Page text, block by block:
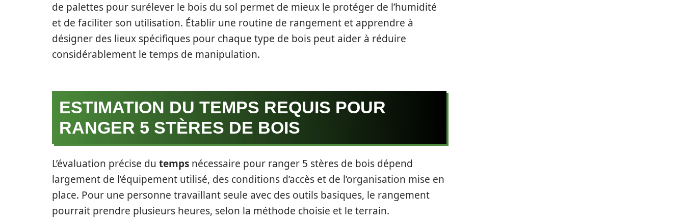
de palettes pour surélever le bois du sol permet de mieux le protéger de l’humidité
et de faciliter son utilisation. Établir une routine de rangement et apprendre à
désigner des lieux spécifiques pour chaque type de bois peut aider à réduire
considérablement le temps de manipulation.
ESTIMATION DU TEMPS REQUIS POUR
RANGER 5 STÈRES DE BOIS
L’évaluation précise du temps nécessaire pour ranger 5 stères de bois dépend
largement de l’équipement utilisé, des conditions d’accès et de l’organisation mise en
place. Pour une personne travaillant seule avec des outils basiques, le rangement
pourrait prendre plusieurs heures, selon la méthode choisie et le terrain.